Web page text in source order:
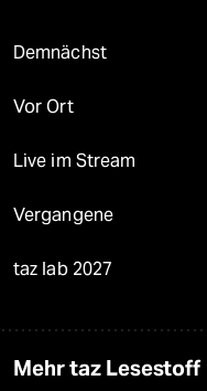
Demnächst
Vor Ort
Live im Stream
Vergangene
taz lab 2027
Mehr taz Lesestoff